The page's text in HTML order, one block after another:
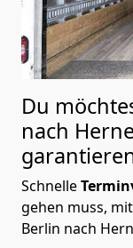
Du
nach Herne
Schnelle
gehen muss,
Berlin nach